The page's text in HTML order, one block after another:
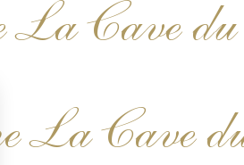
La Cave du
La Cave